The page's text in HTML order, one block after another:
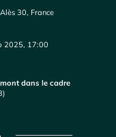
Alès 30, France
2025, 17:00
dans le cadre